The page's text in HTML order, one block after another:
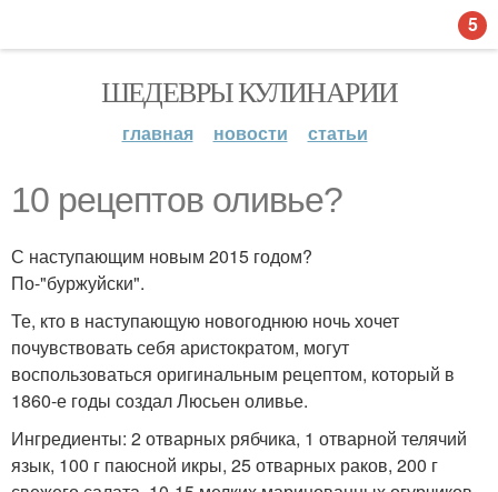
ШЕДЕВРЫ КУЛИНАРИИ
главная новости статьи
10 рецептов оливье?
С наступающим новым 2015 годом?
По-"буржуйски".
Те, кто в наступающую новогоднюю ночь хочет
почувствовать себя аристократом, могут
воспользоваться оригинальным рецептом, который в
1860-е годы создал Люсьен оливье.
Ингредиенты: 2 отварных рябчика, 1 отварной телячий
язык, 100 г паюсной икры, 25 отварных раков, 200 г
5